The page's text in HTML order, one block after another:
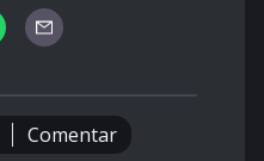
Comentar